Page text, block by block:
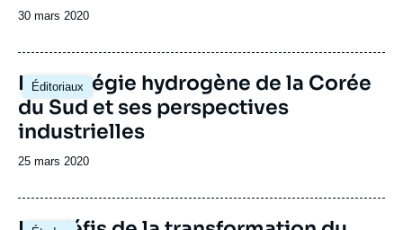
Date
publication
30 mars 2020
Éditoriaux
Image
principale
La stratégie hydrogène de la Corée
du Sud et ses perspectives
industrielles
Date
publication
25 mars 2020
Image